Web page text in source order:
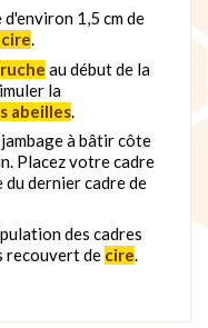
1,5 cm de
.
au début de la
la
abeilles.
à bâtir côte
Placez votre cadre
du dernier cadre de
des cadres
recouvert de cire.